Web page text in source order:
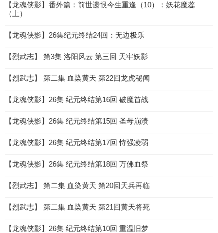
【龙魂侠影】番外篇：前世遗恨今生重逢（10）：妖花魔蕊
（上）
【龙魂侠影】26集纪元终结24回：无边极乐
【烈武志】 第3集 洛阳风云 第三回 天牢妖影
【烈武志】 第二集 血染黄天 第22回龙虎秘闻
【龙魂侠影】26集 纪元终结第16回 破魔首战
【龙魂侠影】26集 纪元终结第15回 圣母崩溃
【龙魂侠影】26集 纪元终结第17回 恃强凌弱
【龙魂侠影】26集 纪元终结第18回 万佛血祭
【烈武志】 第二集 血染黄天 第20回天兵再临
【烈武志】 第二集 血染黄天 第21回黄天将死
【龙魂侠影】26集 纪元终结第10回 重温旧梦